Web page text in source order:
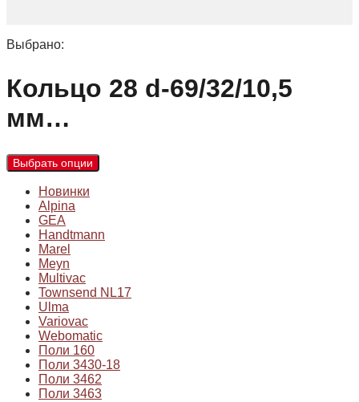
Выбрано:
Кольцо 28 d-69/32/10,5
мм…
Выбрать опции
Новинки
Alpina
GEA
Handtmann
Marel
Meyn
Multivac
Townsend NL17
Ulma
Variovac
Webomatic
Поли 160
Поли 3430-18
Поли 3462
Поли 3463